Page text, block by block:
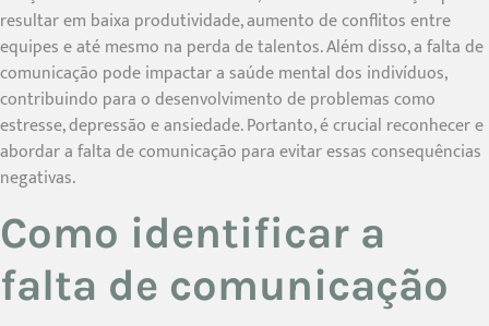
resultar em baixa produtividade, aumento de conflitos entre
equipes e até mesmo na perda de talentos. Além disso, a falta de
comunicação pode impactar a saúde mental dos indivíduos,
contribuindo para o desenvolvimento de problemas como
estresse, depressão e ansiedade. Portanto, é crucial reconhecer e
abordar a falta de comunicação para evitar essas consequências
negativas.
Como identificar a
falta de comunicação